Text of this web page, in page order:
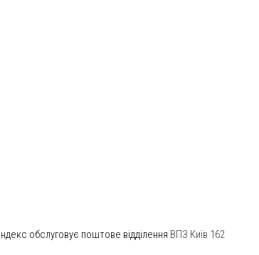
обслуговує поштове відділення ВПЗ Київ 162